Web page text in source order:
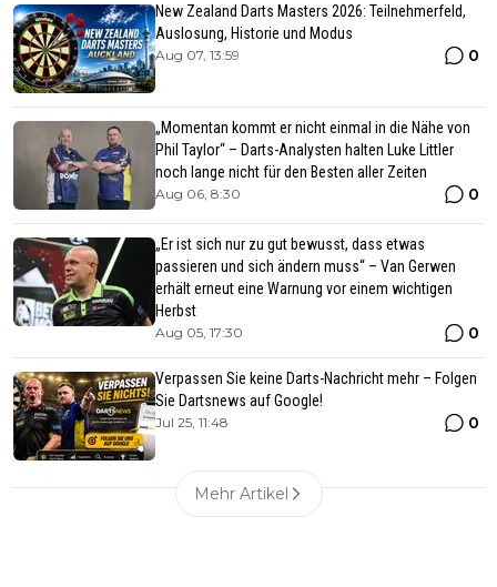
New Zealand Darts Masters 2026: Teilnehmerfeld,
Auslosung, Historie und Modus
Aug 07, 13:59 0
„Momentan kommt er nicht einmal in die Nähe von
Phil Taylor“ – Darts-Analysten halten Luke Littler
noch lange nicht für den Besten aller Zeiten
Aug 06, 8:30 0
„Er ist sich nur zu gut bewusst, dass etwas
passieren und sich ändern muss“ – Van Gerwen
erhält erneut eine Warnung vor einem wichtigen
Herbst
Aug 05, 17:30 0
Verpassen Sie keine Darts-Nachricht mehr – Folgen
Sie Dartsnews auf Google!
Jul 25, 11:48 0
Mehr Artikel